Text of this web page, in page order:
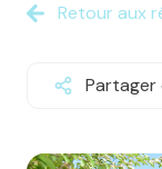
Locations
Estimation
biens
Retour aux
Partager